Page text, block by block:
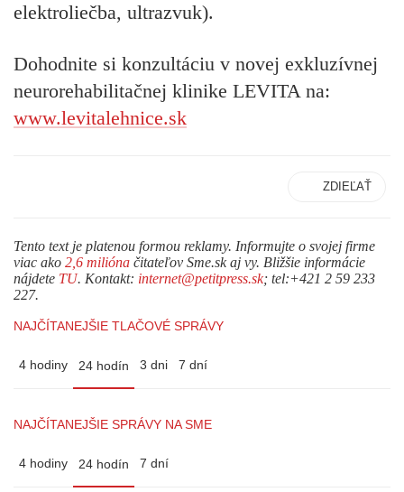
elektroliečba, ultrazvuk).
Dohodnite si konzultáciu v novej exkluzívnej
neurorehabilitačnej klinike LEVITA na:
www.levitalehnice.sk
ZDIEĽAŤ
Tento text je platenou formou reklamy. Informujte o svojej firme
viac ako 2,6 milióna čitateľov Sme.sk aj vy. Bližšie informácie
nájdete TU. Kontakt: internet@petitpress.sk; tel:+421 2 59 233
227.
NAJČÍTANEJŠIE TLAČOVÉ SPRÁVY
4 hodiny 24 hodín 3 dni 7 dní
NAJČÍTANEJŠIE SPRÁVY NA SME
4 hodiny 24 hodín 7 dní